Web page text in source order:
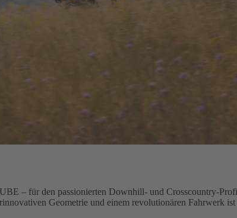
– für den passionierten Downhill- und Crosscountry-
Geometrie und einem revolutionären Fahrwerk